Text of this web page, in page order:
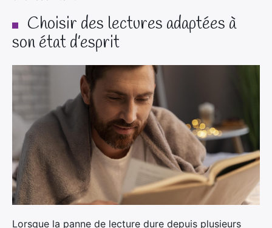
Choisir des lectures adaptées à
son état d’esprit
Lorsque la panne de lecture dure depuis plusieurs